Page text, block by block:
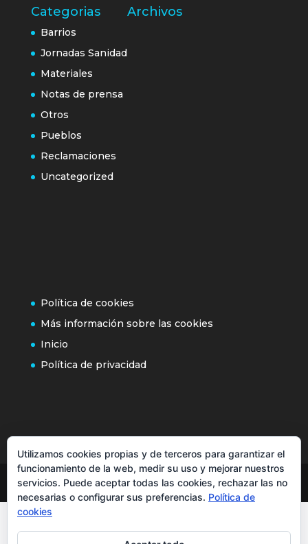
Categorias
Barrios
Jornadas Sanidad
Materiales
Notas de prensa
Otros
Pueblos
Reclamaciones
Uncategorized
Archivos
Política de cookies
Más información sobre las cookies
Inicio
Política de privacidad
Utilizamos cookies propias y de terceros para garantizar el
funcionamiento de la web, medir su uso y mejorar nuestros
servicios. Puede aceptar todas las cookies, rechazar las no
necesarias o configurar sus preferencias. Política de
cookies